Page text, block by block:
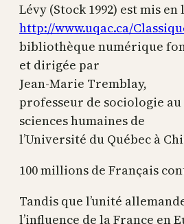
Lévy (Stock 1992) est mis
http://www.uqac.ca/
bibliothèque numérique
et dirigée par
Jean-Marie Tremblay,
professeur de sociologie
sciences humaines de
l’Université du Québec à
100 millions de Français
Tandis que l’unité
l’influence de la France en